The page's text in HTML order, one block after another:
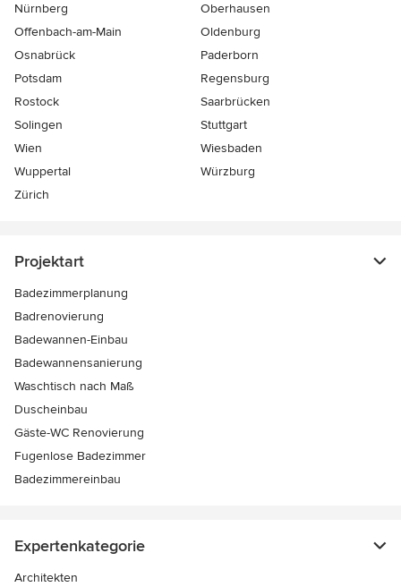
Nürnberg
Oberhausen
Offenbach-am-Main
Oldenburg
Osnabrück
Paderborn
Potsdam
Regensburg
Rostock
Saarbrücken
Solingen
Stuttgart
Wien
Wiesbaden
Wuppertal
Würzburg
Zürich
Projektart
Badezimmerplanung
Badrenovierung
Badewannen-Einbau
Badewannensanierung
Waschtisch nach Maß
Duscheinbau
Gäste-WC Renovierung
Fugenlose Badezimmer
Badezimmereinbau
Expertenkategorie
Architekten